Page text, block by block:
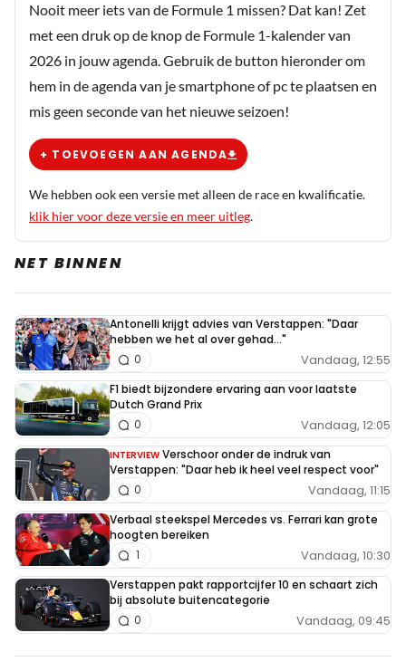
Davy Van de ven
4 oktober 2025 15:35
Zolang ze geen prioriteit geven aan Tsunoda zijn wagen
verdeeldheid in het team en kreeg toch de wagen in de
toplijst, jammer van de pech en verkeerde keuzes tijdens
de races,maar hij wist wat hij moest doen om te zorgen
dat de wagen mee kon doen met max.
Meepraten? Dat kan! Je hoeft je alleen maar aan te
melden met een RN365-account.
INLOGGEN AANMELDEN
Nooit meer iets van de Formule 1 missen? Dat kan! Zet
met een druk op de knop de Formule 1-kalender van
2026 in jouw agenda. Gebruik de button hieronder om
hem in de agenda van je smartphone of pc te plaatsen en
mis geen seconde van het nieuwe seizoen!
+ TOEVOEGEN AAN AGENDA
We hebben ook een versie met alleen de race en kwalificatie.
klik hier voor deze versie en meer uitleg.
NET BINNEN
Antonelli krijgt advies van Verstappen: "Daar
hebben we het al over gehad..."
Vandaag, 12:55
0
F1 biedt bijzondere ervaring aan voor laatste
Dutch Grand Prix
Vandaag, 12:05
0
INTERVIEW Verschoor onder de indruk van
Verstappen: "Daar heb ik heel veel respect voor"
Vandaag, 11:15
0
Verbaal steekspel Mercedes vs. Ferrari kan grote
hoogten bereiken
Vandaag, 10:30
1
Verstappen pakt rapportcijfer 10 en schaart zich
bij absolute buitencategorie
Vandaag, 09:45
0